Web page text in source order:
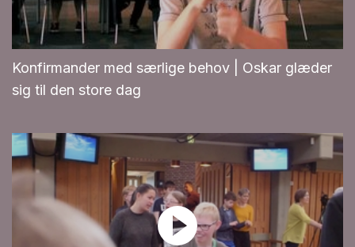
Konfirmander med særlige behov | Oskar glæder
sig til den store dag